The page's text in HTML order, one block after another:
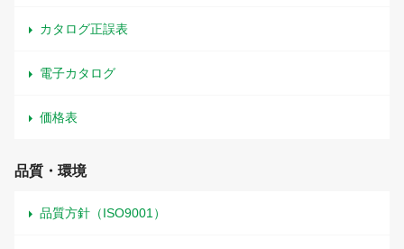
カタログ正誤表
電子カタログ
価格表
品質・環境
品質方針（ISO9001）